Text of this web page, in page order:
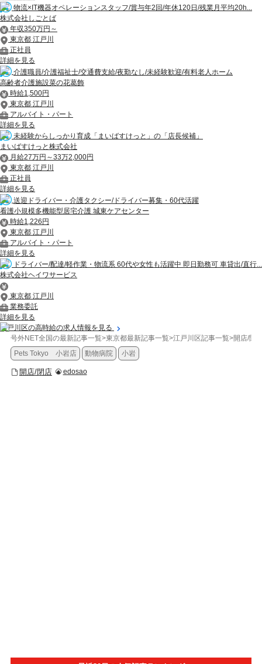
物流×IT機器オペレーションスタッフ/賞与年2回/年休120日/残業月平均20h...
株式会社しごとば
年収350万円～
東京都 江戸川
正社員
詳細を見る
介護職員/介護福祉士/交通費支給/夜勤なし/未経験歓迎/有料老人ホーム
高齢者介護施設菜の花葛飾
時給1,500円
東京都 江戸川
アルバイト・パート
詳細を見る
未経験からしっかり育成「まいばすけっと」の「店長候補」
まいばすけっと株式会社
月給27万円～33万2,000円
東京都 江戸川
正社員
詳細を見る
送迎ドライバー・介護タクシー/ドライバー募集・60代活躍
看護小規模多機能型居宅介護 城東ケアセンター
時給1,226円
東京都 江戸川
アルバイト・パート
詳細を見る
ドライバー/配達/軽作業・物流系 60代や女性も活躍中 即日勤務可 車貸出/直行...
株式会社ヘイワサービス
東京都 江戸川
業務委託
詳細を見る
江戸川区の高時給の求人情報を見る
号外NET全国の最新記事一覧>東京都最新記事一覧>江戸川区記事一覧>開店/閉
Pets Tokyo 小岩店
動物病院 小岩
開店/閉店 edosao